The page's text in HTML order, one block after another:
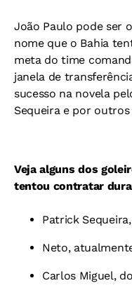
João Paulo pode ser
nome que o Bahia
meta do time
janela de
sucesso na novela
Sequeira e por
Veja alguns dos
tentou contratar
Patrick
Neto,
Carlos Miguel,